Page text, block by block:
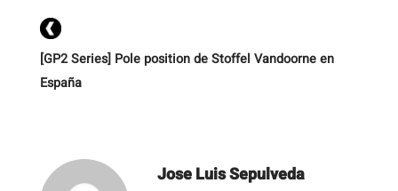
[GP2 Series] Pole position de Stoffel Vandoorne en
España
Jose Luis Sepulveda